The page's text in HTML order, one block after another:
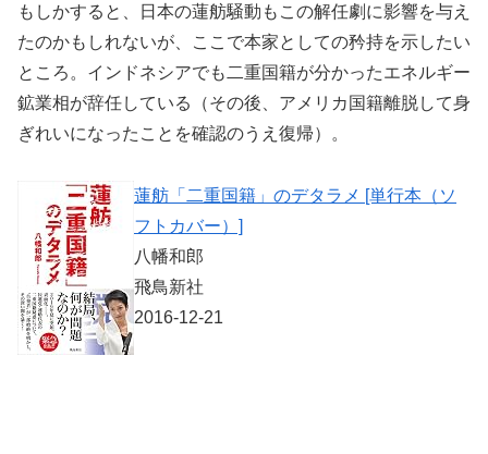
もしかすると、日本の蓮舫騒動もこの解任劇に影響を与え
たのかもしれないが、ここで本家としての矜持を示したい
ところ。インドネシアでも二重国籍が分かったエネルギー
鉱業相が辞任している（その後、アメリカ国籍離脱して身
ぎれいになったことを確認のうえ復帰）。
蓮舫「二重国籍」のデタラメ [単行本（ソ
フトカバー）]
八幡和郎
飛鳥新社
2016-12-21